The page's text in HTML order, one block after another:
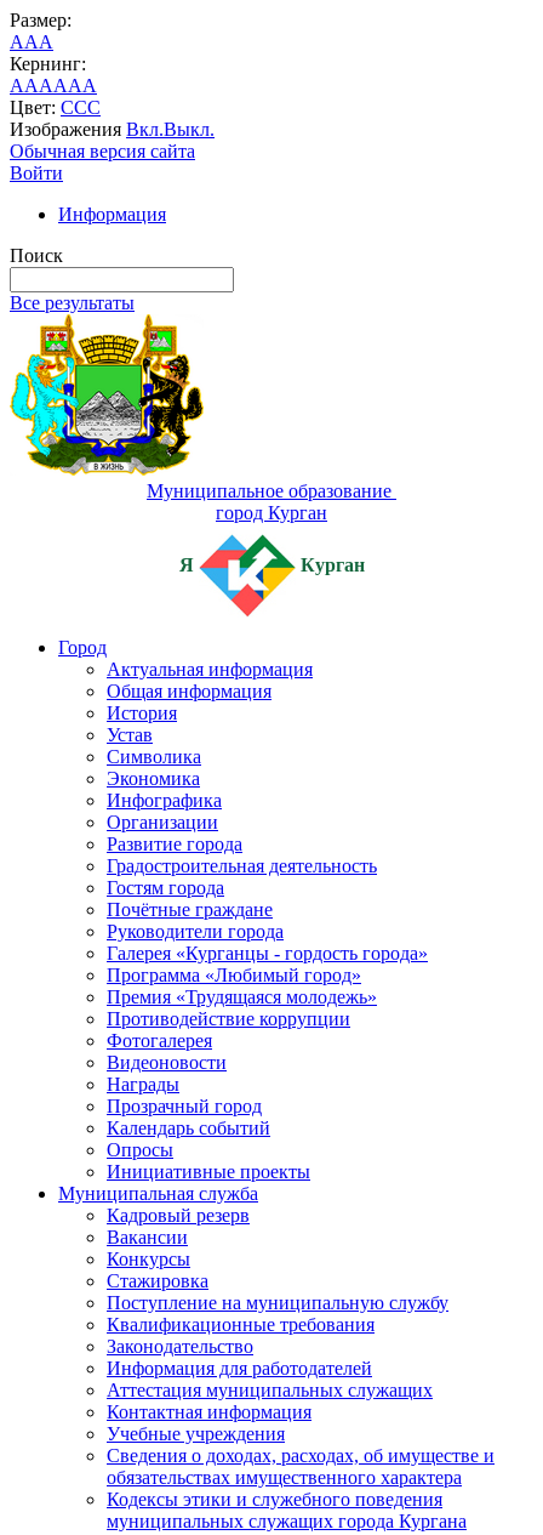
Размер:
AAA
Кернинг:
AAAAAA
Цвет: CCC
Изображения Вкл.Выкл.
Обычная версия сайта
Войти
Информация
Поиск
Все результаты
Муниципальное образование
город Курган
Я Курган
Город
Актуальная информация
Общая информация
История
Устав
Символика
Экономика
Инфографика
Организации
Развитие города
Градостроительная деятельность
Гостям города
Почётные граждане
Руководители города
Галерея «Курганцы - гордость города»
Программа «Любимый город»
Премия «Трудящаяся молодежь»
Противодействие коррупции
Фотогалерея
Видеоновости
Награды
Прозрачный город
Календарь событий
Опросы
Инициативные проекты
Муниципальная служба
Кадровый резерв
Вакансии
Конкурсы
Стажировка
Поступление на муниципальную службу
Квалификационные требования
Законодательство
Информация для работодателей
Аттестация муниципальных служащих
Контактная информация
Учебные учреждения
Сведения о доходах, расходах, об имуществе и
обязательствах имущественного характера
Кодексы этики и служебного поведения
муниципальных служащих города Кургана